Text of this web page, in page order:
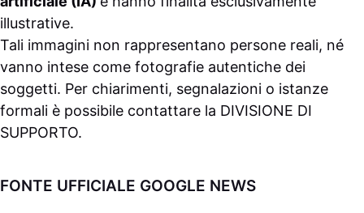
illustrative.
Tali immagini non rappresentano persone reali, né
vanno intese come fotografie autentiche dei
soggetti. Per chiarimenti, segnalazioni o istanze
formali è possibile contattare la DIVISIONE DI
SUPPORTO.
FONTE UFFICIALE GOOGLE NEWS